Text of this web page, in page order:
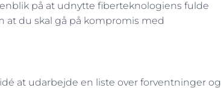
på at udnytte fiberteknologiens fulde
at du skal gå på kompromis med
at udarbejde en liste over forventninger og